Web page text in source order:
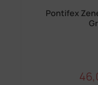
Pontifex